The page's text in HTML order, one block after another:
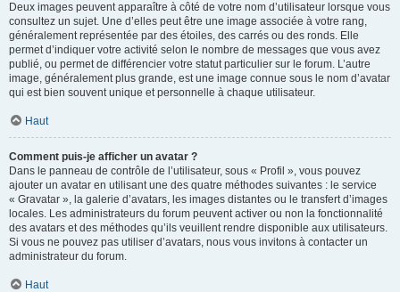
Deux images peuvent apparaître à côté de votre nom d’utilisateur lorsque vous
consultez un sujet. Une d’elles peut être une image associée à votre rang,
généralement représentée par des étoiles, des carrés ou des ronds. Elle
permet d’indiquer votre activité selon le nombre de messages que vous avez
publié, ou permet de différencier votre statut particulier sur le forum. L’autre
image, généralement plus grande, est une image connue sous le nom d’avatar
qui est bien souvent unique et personnelle à chaque utilisateur.
Haut
Comment puis-je afficher un avatar ?
Dans le panneau de contrôle de l’utilisateur, sous « Profil », vous pouvez
ajouter un avatar en utilisant une des quatre méthodes suivantes : le service
« Gravatar », la galerie d’avatars, les images distantes ou le transfert d’images
locales. Les administrateurs du forum peuvent activer ou non la fonctionnalité
des avatars et des méthodes qu’ils veuillent rendre disponible aux utilisateurs.
Si vous ne pouvez pas utiliser d’avatars, nous vous invitons à contacter un
administrateur du forum.
Haut